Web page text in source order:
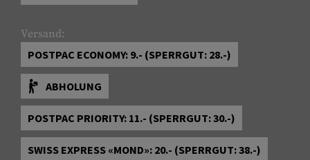
Versand:
POSTPAC ECONOMY: 9.- (SPERRGUT: 28.-)
ABHOLUNG
POSTPAC PRIORITY: 11.- (SPERRGUT: 30.-)
SWISS EXPRESS «MOND»: 20.- (SPERRGUT: 38.-)